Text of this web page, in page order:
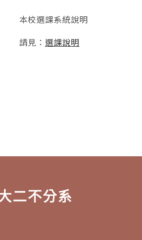
本校選課系統說明
請見： 選課說明